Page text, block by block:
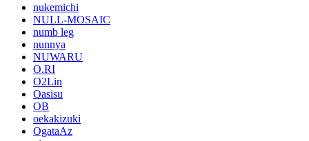
nukemichi
NULL-MOSAIC
numb leg
nunnya
NUWARU
O.RI
O2Lin
Oasisu
OB
oekakizuki
OgataAz